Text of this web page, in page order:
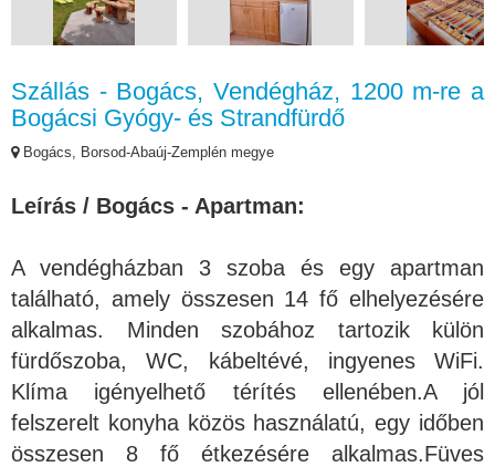
Szállás - Bogács, Vendégház, 1200 m-re a
Bogácsi Gyógy- és Strandfürdő
Bogács, Borsod-Abaúj-Zemplén megye
Leírás / Bogács - Apartman:
A vendégházban 3 szoba és egy apartman
található, amely összesen 14 fő elhelyezésére
alkalmas. Minden szobához tartozik külön
fürdőszoba, WC, kábeltévé, ingyenes WiFi.
Klíma igényelhető térítés ellenében.A jól
felszerelt konyha közös használatú, egy időben
összesen 8 fő étkezésére alkalmas.Füves